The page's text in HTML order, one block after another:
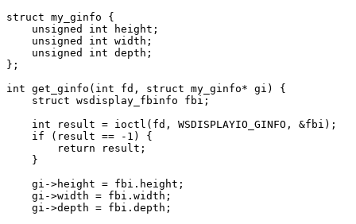
struct my_ginfo {
    unsigned int height;
    unsigned int width;
    unsigned int depth;
};
int get_ginfo(int fd, struct my_ginfo* gi) {
    struct wsdisplay_fbinfo fbi;
    int result = ioctl(fd, WSDISPLAYIO_GINFO, &fbi);
    if (result == -1) {
        return result;
    }
    gi->height = fbi.height;
    gi->width = fbi.width;
    gi->depth = fbi.depth;